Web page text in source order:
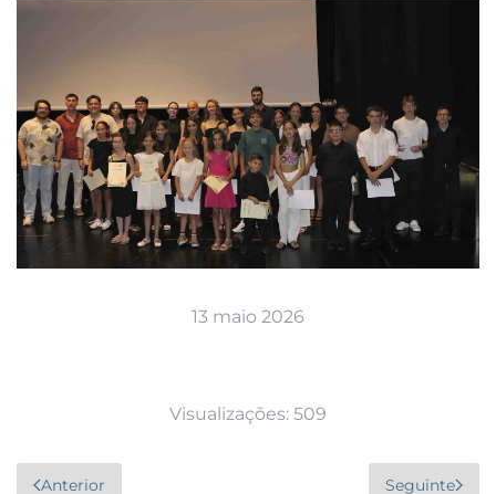
13 maio 2026
Visualizações: 509
Anterior Seguinte